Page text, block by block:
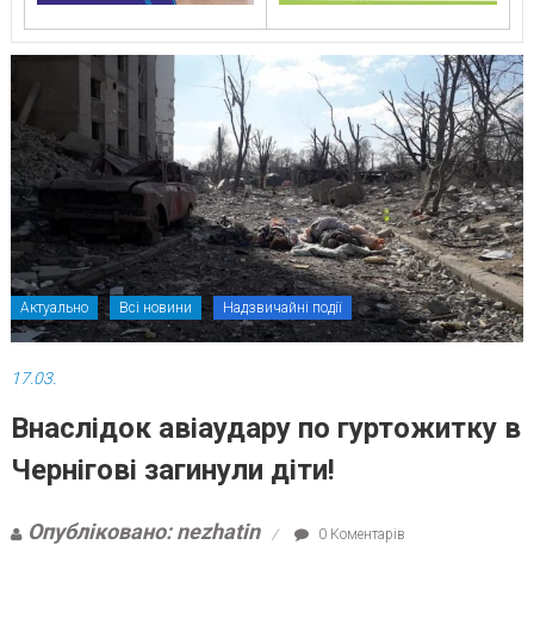
Актуально Всі новини Надзвичайні події
17.03.
Внаслідок авіаудару по гуртожитку в
Чернігові загинули діти!
Опубліковано: nezhatin 0 Коментарів